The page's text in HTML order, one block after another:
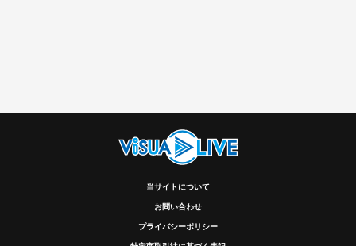
当サイトについて
お問い合わせ
プライバシーポリシー